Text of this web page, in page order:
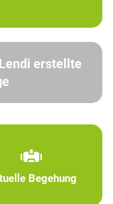
erstellte
Begehung